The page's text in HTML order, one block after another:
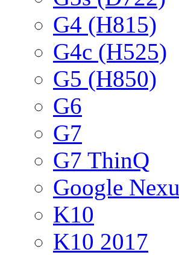
G4 (H815)
G4c (H525)
G5 (H850)
G6
G7
G7 ThinQ
Google
K10
K10 2017